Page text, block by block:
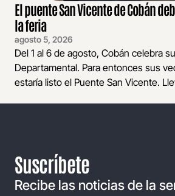
El puente San Vicente de Cobán
la feria
agosto 5, 2026
Del 1 al 6 de agosto, Cobán celebra
Departamental. Para entonces sus
estaría listo el Puente San Vicente.
Suscríbete
Recibe las noticias de la